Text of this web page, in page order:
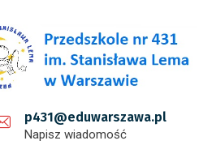
p431@eduwarszawa.pl
Napisz wiadomość